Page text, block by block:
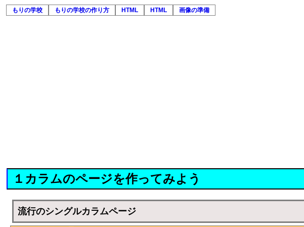
もりの学校 もりの学校の作り方 HTML HTML 画像の準備
１カラムのページを作ってみよう
流行のシングルカラムページ